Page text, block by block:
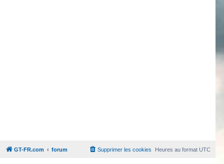
GT-FR.com forum Heures au formatUTC
Supprimer les cookies